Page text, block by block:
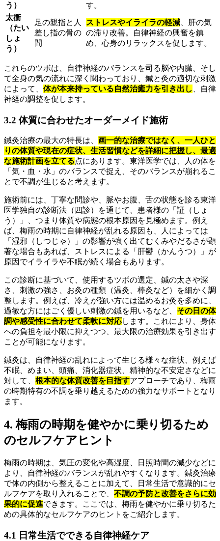
う）
す。
太衝
（たい
しょ
う）
足の親指と人
差し指の骨の
間
ストレスやイライラの軽減 、肝の気
の滞り改善。自律神経の興奮を鎮
め、心身のリラックスを促します。
これらのツボは、自律神経のバランスを司る脳や内臓、そし
て全身の気の流れに深く関わっており、鍼と灸の適切な刺激
によって、 体が本来持っている自然治癒力を引き出し
、自律
神経の調整を促します。
3.2 体質に合わせたオーダーメイド施術
鍼灸治療の最大の特長は、 画一的な治療ではなく、一人ひと
りの体質や現在の症状、生活習慣などを詳細に把握し、最適
な施術計画を立てる点にあります。東洋医学では、人の体を
「気・血・水」のバランスで捉え、そのバランスが崩れるこ
とで不調が生じると考えます。
施術前には、丁寧な問診や、脈やお腹、舌の状態を診る東洋
医学独自の診断法（四診）を通じて、患者様の「証（しょ
う）」、つまり体質や病態の根本原因を見極めます。例え
ば、梅雨の時期に自律神経が乱れる原因も、人によっては
「湿邪（しつじゃ）」の影響が強く出てむくみやだるさが顕
著な場合もあれば、ストレスによる「肝鬱（かんうつ）」が
原因でイライラや不眠が続く場合もあります。
この診断に基づいて、使用するツボの選定、鍼の太さや深
さ、刺激の強さ、お灸の種類（温灸、棒灸など）を細かく調
整します。例えば、冷えが強い方には温めるお灸を多めに、
過敏な方にはごく優しい刺激の鍼を用いるなど、 その日の体
調や感受性に合わせて柔軟に対応します。これにより、身体
への負担を最小限に抑えつつ、最大限の治療効果を引き出す
ことが可能になります。
鍼灸は、自律神経の乱れによって生じる様々な症状、例えば
不眠、めまい、頭痛、消化器症状、精神的な不安定さなどに
対して、 根本的な体質改善を目指すアプローチであり、梅雨
の時期特有の不調を乗り越えるための強力なサポートとなり
ます。
4. 梅雨の時期を健やかに乗り切るため
のセルフケアヒント
梅雨の時期は、気圧の変化や高湿度、日照時間の減少などに
より、自律神経のバランスが乱れやすくなります。鍼灸治療
で体の内側から整えることに加えて、日常生活で意識的にセ
ルフケアを取り入れることで、 不調の予防と改善をさらに効
果的に促進できます。ここでは、梅雨を健やかに乗り切るた
めの具体的なセルフケアのヒントをご紹介します。
4.1 日常生活でできる自律神経ケア